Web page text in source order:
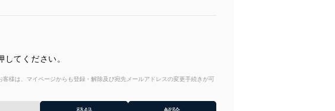
てください。
様は、マイページからも登録・解除及び宛先メールアドレスの変更手続きが可